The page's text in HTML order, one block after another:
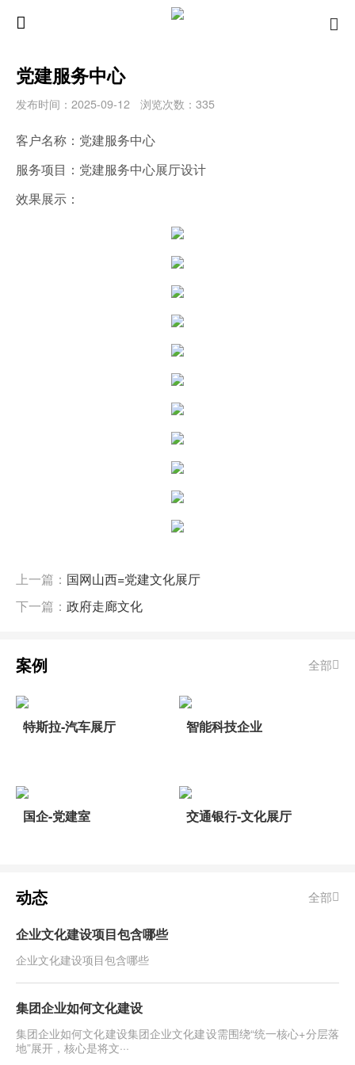
党建服务中心
发布时间：2025-09-12 浏览次数：335
客户名称：党建服务中心
服务项目：党建服务中心展厅设计
效果展示：
上一篇： 国网山西=党建文化展厅
下一篇： 政府走廊文化
案例 全部
特斯拉-汽车展厅 智能科技企业
国企-党建室 交通银行-文化展厅
动态 全部
企业文化建设项目包含哪些
企业文化建设项目包含哪些
集团企业如何文化建设
集团企业如何文化建设​集团企业文化建设需围绕“统一核心+分层落
地”展开，核心是将文···